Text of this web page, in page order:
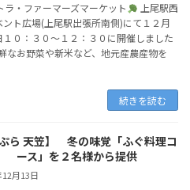
ラ・ファーマーズマーケット
上尾駅西
ント広場(上尾駅出張所南側)にて１２月
１０：３０〜１２：３０に開催しました
なお野菜や新米など、地元産農産物を
続きを読む
ぷら 天笠】 冬の味覚「ふぐ料理コ
ース」を２名様から提供
月13日